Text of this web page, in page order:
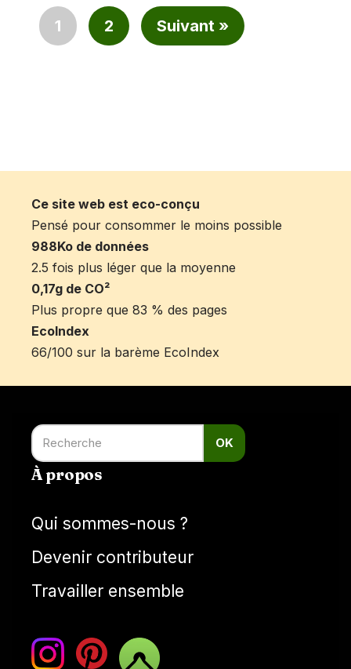
1 2 Suivant »
Ce site web est eco-conçu
Pensé pour consommer le moins possible
988Ko de données
2.5 fois plus léger que la moyenne
0,17g de CO²
Plus propre que 83 % des pages
EcoIndex
66/100 sur la barème EcoIndex
OK
À propos
Qui sommes-nous ?
Devenir contributeur
Travailler ensemble